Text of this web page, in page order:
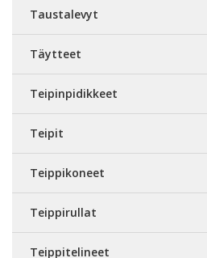
Taustalevyt
Täytteet
Teipinpidikkeet
Teipit
Teippikoneet
Teippirullat
Teippitelineet